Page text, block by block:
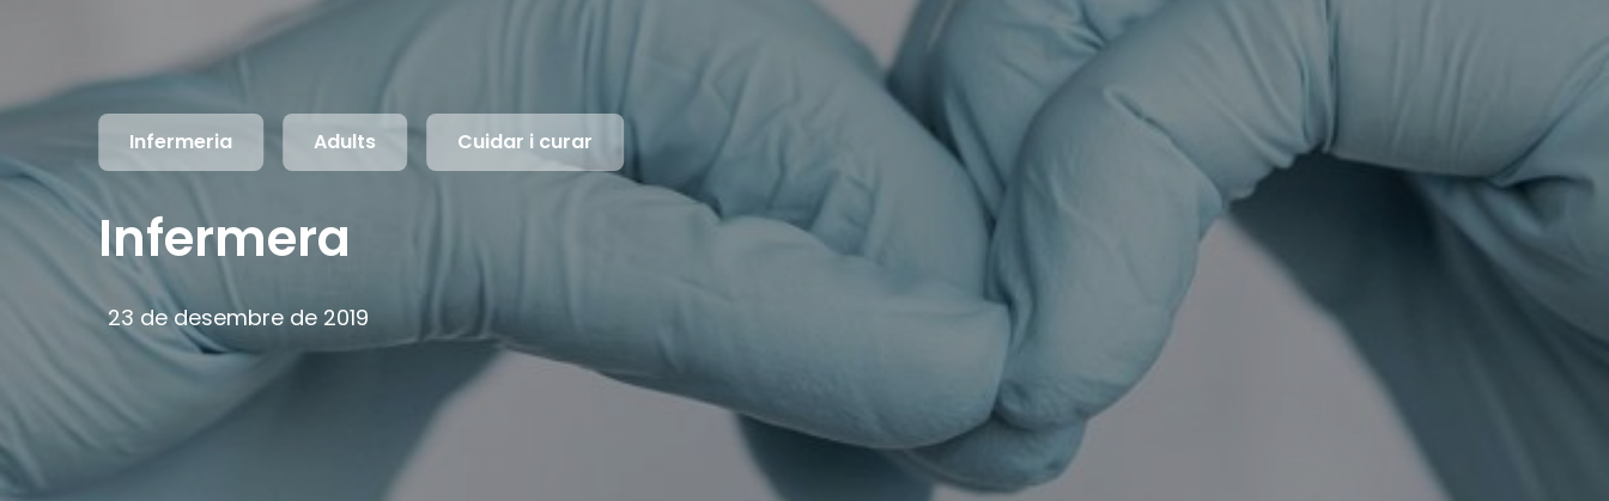
Infermeria Adults Cuidar i curar
Infermera
23 de desembre de 2019